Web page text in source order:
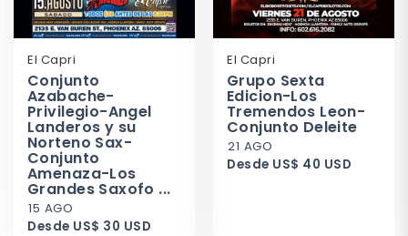
El Capri
Conjunto
Azabache-
Privilegio-Angel
Landeros y su
Norteno Sax-
Conjunto
Amenaza-Los
Grandes Saxofo ...
15 AGO
Desde US$ 30 USD
El Capri
Grupo Sexta
Edicion-Los
Tremendos Leon-
Conjunto Deleite
21 AGO
Desde US$ 40 USD